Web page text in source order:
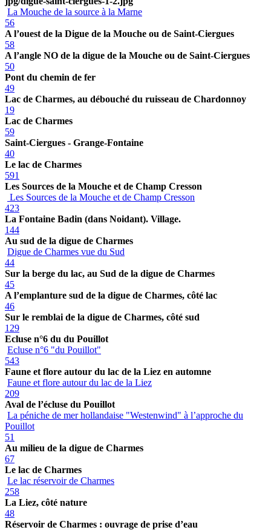
La Mouche de la source à la Marne
56
A l’ouest de la Digue de la Mouche ou de Saint-Ciergues
58
A l’angle NO de la digue de la Mouche ou de Saint-Ciergues
50
Pont du chemin de fer
49
Lac de Charmes, au débouché du ruisseau de Chardonnoy
19
Lac de Charmes
59
Saint-Ciergues - Grange-Fontaine
40
Le lac de Charmes
591
Les Sources de la Mouche et de Champ Cresson
Les Sources de la Mouche et de Champ Cresson
423
La Fontaine Badin (dans Noidant). Village.
144
Au sud de la digue de Charmes
Digue de Charmes vue du Sud
44
Sur la berge du lac, au Sud de la digue de Charmes
45
A l’emplanture sud de la digue de Charmes, côté lac
46
Sur le remblai de la digue de Charmes, côté sud
129
Ecluse n°6 du du Pouillot
Ecluse n°6 "du Pouillot"
543
Faune et flore autour du lac de la Liez en automne
Faune et flore autour du lac de la Liez
209
Aval de l’écluse du Pouillot
La péniche de mer hollandaise "Westenwind" à l’approche du
Pouillot
51
Au milieu de la digue de Charmes
67
Le lac de Charmes
Le lac réservoir de Charmes
258
La Liez, côté nature
48
Réservoir de Charmes : ouvrage de prise d’eau